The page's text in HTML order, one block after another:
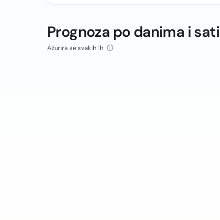
Prognoza po danima i
Ažurira se svakih 1h